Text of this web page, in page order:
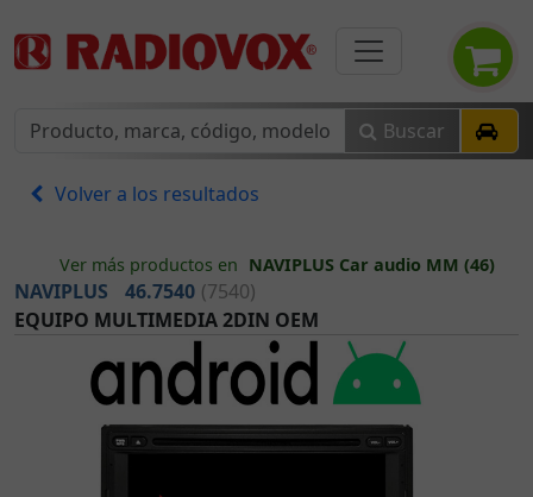
Buscar
Volver a los resultados
Ver más productos en NAVIPLUS Car audio MM (46)
NAVIPLUS 46.7540 (7540)
EQUIPO MULTIMEDIA 2DIN OEM